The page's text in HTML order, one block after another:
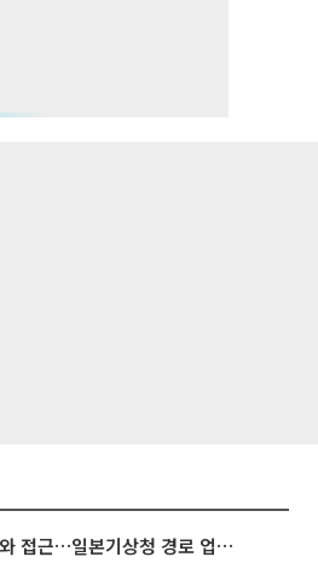
태풍 '돌핀' 오키나와 접근…일본기상청 경로 업데이트